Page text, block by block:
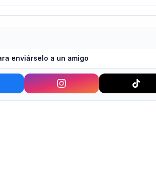
enviárselo a un amigo